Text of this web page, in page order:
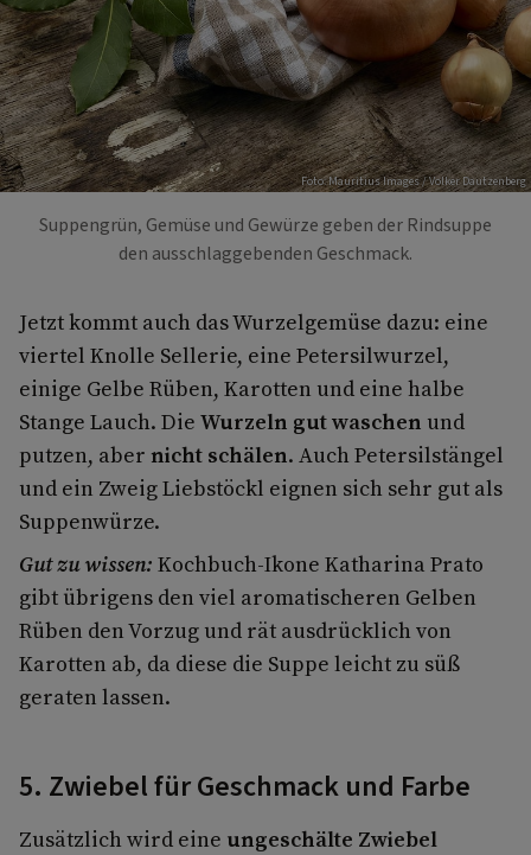
Foto: Mauritius Images / Volker Dautzenberg
Suppengrün, Gemüse und Gewürze geben der Rindsuppe
den ausschlaggebenden Geschmack.
Jetzt kommt auch das Wurzelgemüse dazu: eine
viertel Knolle Sellerie, eine Petersilwurzel,
einige Gelbe Rüben, Karotten und eine halbe
Stange Lauch. Die Wurzeln gut waschen und
putzen, aber nicht schälen. Auch Petersilstängel
und ein Zweig Liebstöckl eignen sich sehr gut als
Suppenwürze.
Gut zu wissen: Kochbuch-Ikone Katharina Prato
gibt übrigens den viel aromatischeren Gelben
Rüben den Vorzug und rät ausdrücklich von
Karotten ab, da diese die Suppe leicht zu süß
geraten lassen.
5. Zwiebel für Geschmack und Farbe
Zusätzlich wird eine ungeschälte Zwiebel